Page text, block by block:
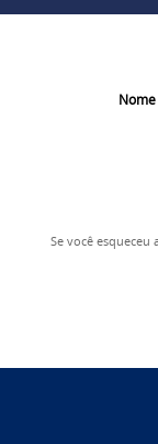
Se você esqueceu